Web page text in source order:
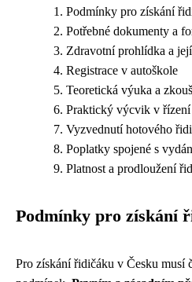
Podmínky pro získání
Potřebné dokumenty a
Zdravotní prohlídka a
Registrace v autoškole
Teoretická výuka a
Praktický výcvik v řízení
Vyzvednutí hotového
Poplatky spojené s
Platnost a prodloužení
Podmínky pro získání
Pro získání řidičáku v Česku musí